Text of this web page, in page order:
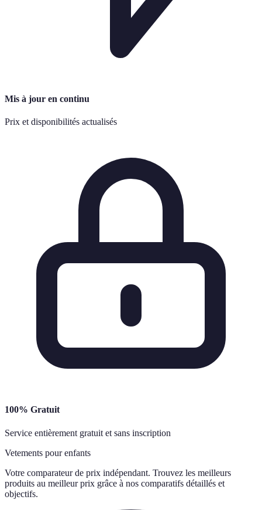
Mis à jour en continu
Prix et disponibilités actualisés
100% Gratuit
Service entièrement gratuit et sans inscription
Vetements pour enfants
Votre comparateur de prix indépendant. Trouvez les meilleurs
produits au meilleur prix grâce à nos comparatifs détaillés et
objectifs.